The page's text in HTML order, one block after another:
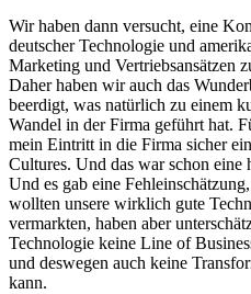
Wir haben dann versucht, eine
deutscher Technologie und
Marketing und Vertriebsansätzen
Daher haben wir auch das
beerdigt, was natürlich zu einem
Wandel in der Firma geführt hat.
mein Eintritt in die Firma sicher
Cultures. Und das war schon eine
Und es gab eine
wollten unsere wirklich gute
vermarkten, haben aber
Technologie keine Line of
und deswegen auch keine
kann.